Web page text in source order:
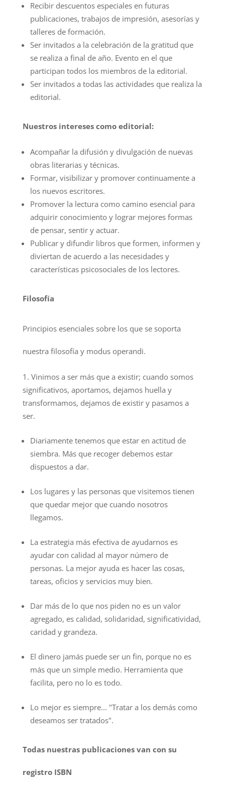
Recibir descuentos especiales en futuras
publicaciones, trabajos de impresión, asesorías y
talleres de formación.
Ser invitados a la celebración de la gratitud que
se realiza a final de año. Evento en el que
participan todos los miembros de la editorial.
Ser invitados a todas las actividades que realiza la
editorial.
Nuestros intereses como editorial:
Acompañar la difusión y divulgación de nuevas
obras literarias y técnicas.
Formar, visibilizar y promover continuamente a
los nuevos escritores.
Promover la lectura como camino esencial para
adquirir conocimiento y lograr mejores formas
de pensar, sentir y actuar.
Publicar y difundir libros que formen, informen y
diviertan de acuerdo a las necesidades y
características psicosociales de los lectores.
Filosofía
Principios esenciales sobre los que se soporta
nuestra filosofía y modus operandi.
Vinimos a ser más que a existir; cuando somos
significativos, aportamos, dejamos huella y
transformamos, dejamos de existir y pasamos a
ser.
Diariamente tenemos que estar en actitud de
siembra. Más que recoger debemos estar
dispuestos a dar.
Los lugares y las personas que visitemos tienen
que quedar mejor que cuando nosotros
llegamos.
La estrategia más efectiva de ayudarnos es
ayudar con calidad al mayor número de
personas. La mejor ayuda es hacer las cosas,
tareas, oficios y servicios muy bien.
Dar más de lo que nos piden no es un valor
agregado, es calidad, solidaridad, significatividad,
caridad y grandeza.
El dinero jamás puede ser un fin, porque no es
más que un simple medio. Herramienta que
facilita, pero no lo es todo.
Lo mejor es siempre... "Tratar a los demás como
deseamos ser tratados".
Todas nuestras publicaciones van con su
registro ISBN